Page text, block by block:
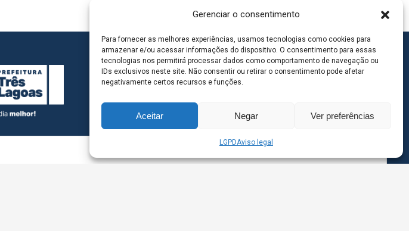
Gerenciar o consentimento
Para fornecer as melhores experiências, usamos tecnologias como cookies para
armazenar e/ou acessar informações do dispositivo. O consentimento para essas
tecnologias nos permitirá processar dados como comportamento de navegação ou
IDs exclusivos neste site. Não consentir ou retirar o consentimento pode afetar
negativamente certos recursos e funções.
Aceitar Negar Ver preferências
LGPDAviso legal